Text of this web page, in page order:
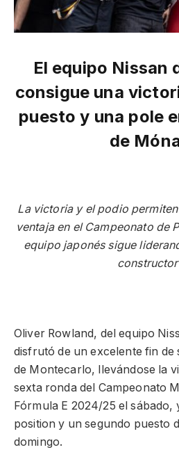
El equipo Nissan
consigue una
puesto y una pole
de
La victoria y el podio
ventaja en el Campeonato de
equipo japonés sigue
Oliver Rowland, del equipo
disfrutó de un excelente fin de
de Montecarlo, llevándose la
sexta ronda del Campeonato
Fórmula E 2024/25 el sábado,
position y un segundo puesto
domingo.